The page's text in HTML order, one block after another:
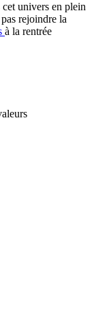
univers en plein
rejoindre la
à la rentrée